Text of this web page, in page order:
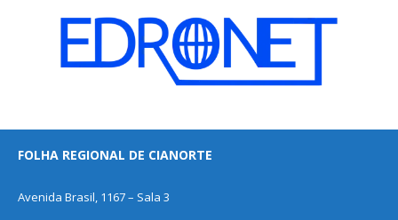
FOLHA REGIONAL DE CIANORTE
Avenida Brasil, 1167 – Sala 3